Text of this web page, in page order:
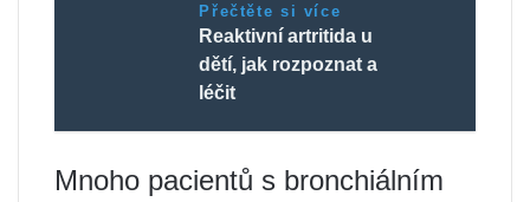
Přečtěte si více
Reaktivní artritida u
dětí, jak rozpoznat a
léčit
Mnoho pacientů s bronchiálním